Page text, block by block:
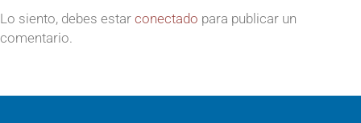
Lo siento, debes estar conectado para publicar un
comentario.